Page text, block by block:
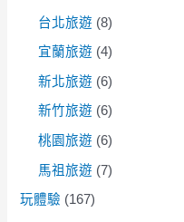
台北旅遊 (8)
宜蘭旅遊 (4)
新北旅遊 (6)
新竹旅遊 (6)
桃園旅遊 (6)
馬祖旅遊 (7)
玩體驗 (167)